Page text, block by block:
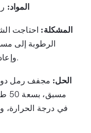
المواد:
المشكلة: احتاجت
الرطوبة إلى
وإعادة الاستخدام في مخاليط الأسمنت.
الحل: مجفف رمل
في درجة الحرارة،